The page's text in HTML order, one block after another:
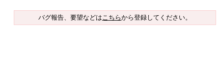
バグ報告、要望などはこちらから登録してください。